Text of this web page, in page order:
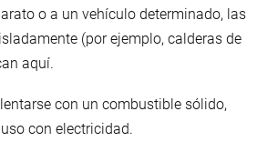
o a un vehículo determinado, las
(por ejemplo, calderas de
aquí.
con un combustible sólido,
con electricidad.